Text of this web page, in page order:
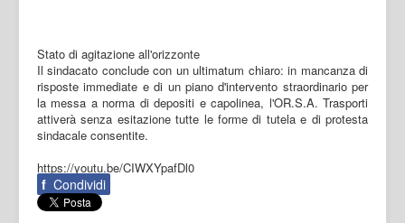
Stato di agitazione all'orizzonte
Il sindacato conclude con un ultimatum chiaro: in mancanza di
risposte immediate e di un piano d'intervento straordinario per
la messa a norma di depositi e capolinea, l'OR.S.A. Trasporti
attiverà senza esitazione tutte le forme di tutela e di protesta
sindacale consentite.
https://youtu.be/CIWXYpafDl0
f Condividi